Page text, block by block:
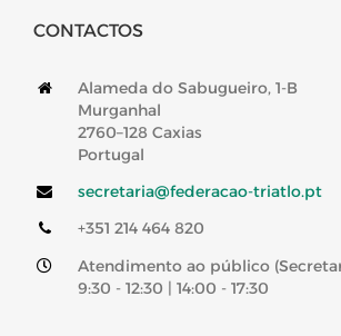
CONTACTOS
Alameda do Sabugueiro, 1-B
Murganhal
2760–128 Caxias
Portugal
secretaria@federacao-triatlo.pt
+351 214 464 820
Atendimento ao público
9:30 - 12:30 | 14:00 - 17:30